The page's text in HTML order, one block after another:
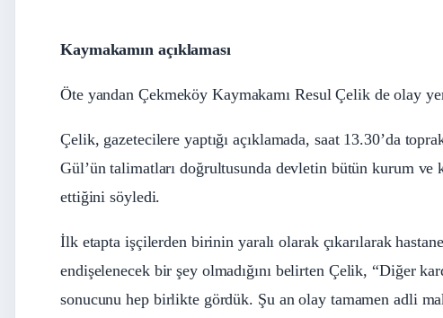
Kaymakamın açıklaması
Öte yandan Çekmeköy Kaymakamı Resul Çelik de olay
Çelik, gazetecilere yaptığı açıklamada, saat 13.30’da
Gül’ün talimatları doğrultusunda devletin bütün kurum
ettiğini söyledi.
İlk etapta işçilerden birinin yaralı olarak çıkarılarak
endişelenecek bir şey olmadığını belirten Çelik, “Diğer
sonucunu hep birlikte gördük. Şu an olay tamamen adli